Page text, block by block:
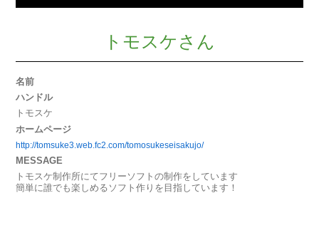
トモスケさん
名前
ハンドル
トモスケ
ホームページ
http://tomsuke3.web.fc2.com/tomosukeseisakujo/
MESSAGE
トモスケ制作所にてフリーソフトの制作をしています
簡単に誰でも楽しめるソフト作りを目指しています！